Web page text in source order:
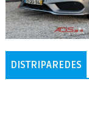
DISTRIPAREDES